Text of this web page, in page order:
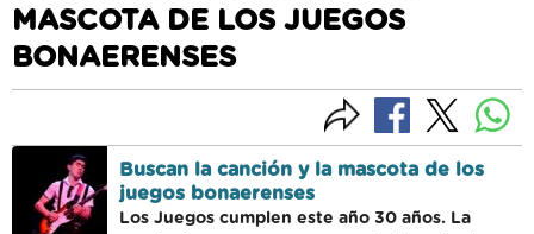
MASCOTA DE LOS JUEGOS
BONAERENSES
Buscan la canción y la mascota de los
juegos bonaerenses
Los Juegos cumplen este año 30 años. La